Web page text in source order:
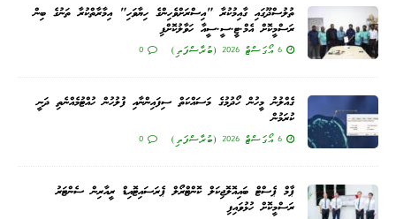
ތުލުސްދޫގައި ގާއިމުކުރާ "އިސްރަށްވެހިންގެ ހިޔާވަހި" އިމާރާތްކުރާ ތަނުގެ ބިން
ރަސްމީކޮށް އެމް.ޓީ.ސީ.ސީއާ ހަވާލުކޮށްފި
6 އޯގަސްޓް 2026 (ބުރާސްފަތި) 0
ގެއްލުނު މީހުން ހޯދުމުގެ މަސައްކަތް ސިފައިންނާއި ފުލުހުން ހުއްޓުމެއްނެތި ދަނީ
ކުރަމުން
6 އޯގަސްޓް 2026 (ބުރާސްފަތި) 0
ޕާމް ޕެސްޓް ބައިއޮލޮޖިކަލް ކޮންޓްރޯލް ޕެރަސައިޓޮއިޑް ރީއާރިން ސެންޓަރު
ރަސްމީކޮށް ހުޅުވައިފި